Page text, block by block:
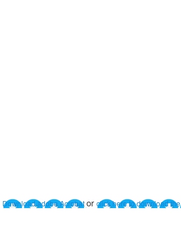
Download adobe Acrobator click here to download